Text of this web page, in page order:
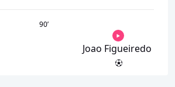
90’
Joao Figueiredo